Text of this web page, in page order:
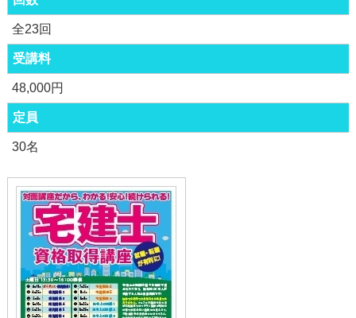
全23回
受講料
48,000円
定員
30名